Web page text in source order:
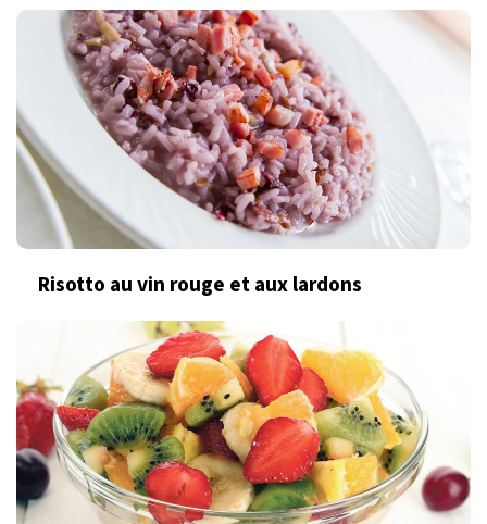
Risotto au vin rouge et aux lardons